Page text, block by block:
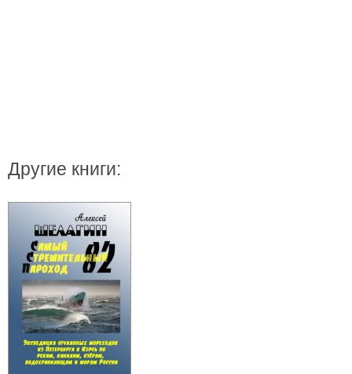
Другие книги: